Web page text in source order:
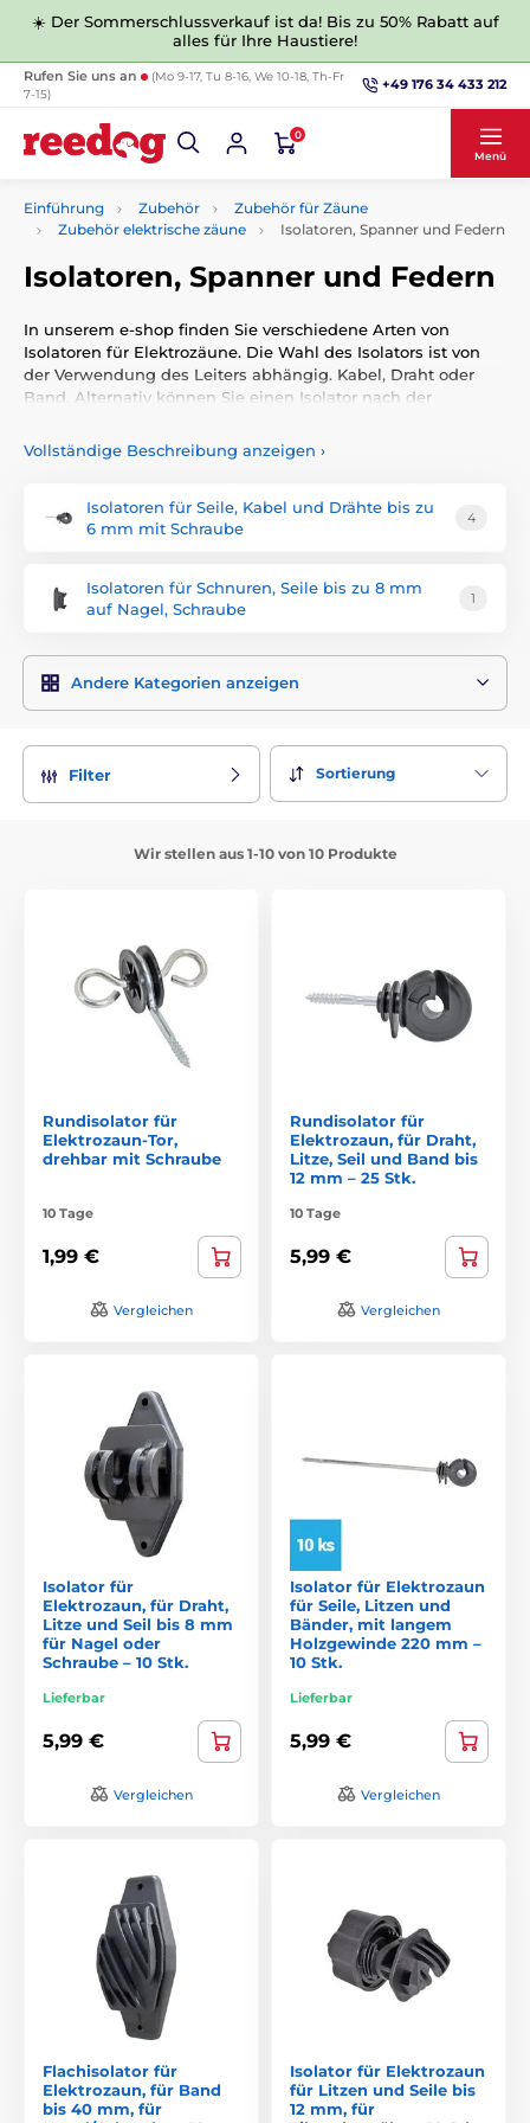
☀️ Der Sommerschlussverkauf ist da! Bis zu 50% Rabatt auf
alles für Ihre Haustiere!
Rufen Sie uns an
(Mo 9-17, Tu 8-16, We 10-18, Th-Fr
7-15)
+49 176 34 433 212
0
Menü
Einführung Zubehör
Zubehör für Zäune
Zubehör elektrische zäune
Isolatoren, Spanner und Federn
Isolatoren, Spanner und Federn
In unserem e-shop finden Sie verschiedene Arten von
Isolatoren für Elektrozäune. Die Wahl des Isolators ist von
der Verwendung des Leiters abhängig. Kabel, Draht oder
Band. Alternativ können Sie einen Isolator nach der
Vollständige Beschreibung anzeigen ›
Isolatoren für Seile, Kabel und Drähte bis zu
6 mm mit Schraube
4
Isolatoren für Schnuren, Seile bis zu 8 mm
auf Nagel, Schraube
1
Andere Kategorien anzeigen
Filter Sortierung
Wir stellen aus 1-10 von 10 Produkte
Rundisolator für
Elektrozaun-Tor,
drehbar mit Schraube
10 Tage
1,99 €
Vergleichen
Rundisolator für
Elektrozaun, für Draht,
Litze, Seil und Band bis
12 mm – 25 Stk.
10 Tage
5,99 €
Vergleichen
Isolator für
Elektrozaun, für Draht,
Litze und Seil bis 8 mm
für Nagel oder
Schraube – 10 Stk.
Lieferbar
5,99 €
Vergleichen
Isolator für Elektrozaun
für Seile, Litzen und
Bänder, mit langem
Holzgewinde 220 mm –
10 Stk.
Lieferbar
5,99 €
Vergleichen
Flachisolator für
Elektrozaun, für Band
bis 40 mm, für
Isolator für Elektrozaun
für Litzen und Seile bis
12 mm, für